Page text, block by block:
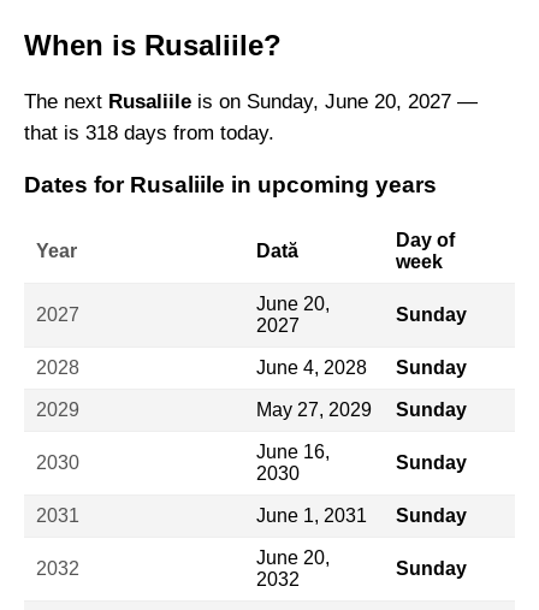
When is Rusaliile?
The next Rusaliile is on Sunday, June 20, 2027 —
that is 318 days from today.
Dates for Rusaliile in upcoming years
Year Dată
Day of
week
2027
June 20,
2027
Sunday
2028 June 4, 2028 Sunday
2029 May 27, 2029 Sunday
2030
June 16,
2030
Sunday
2031 June 1, 2031 Sunday
2032
June 20,
2032
Sunday